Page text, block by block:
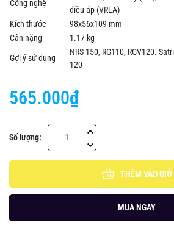
Công nghệ
điều áp (VRLA)
Kích thước
98x56x109 mm
Cân nặng
1.17 kg
Gợi ý sử dụng
NRS 150, RG110, RGV120.
120
565.000₫
Số lượng:
THÊM VÀO GIỎ
MUA NGAY